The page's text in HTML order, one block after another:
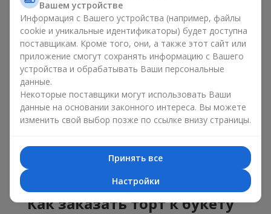
красота и вкус в одном
подарке
Торты с живыми цветами — это современное сочетание
флористики и гастрономической эстетики. Эксклюзивный
десерт в паре с
стильно и подчёркивает значимость события —дня
рождения ,рождения ребёнкаиликорпоратива.
В композиции букет цветов с тортом живые растения
завершает сладкий праздничный акцент. Такой десерт с
украшениями из любимых цветов отлично смотрится и на
праздничном столе, и на фотографиях.
Как заказать торт к букету
Вашем устройстве
Информация с Вашего устройства (например, файлы
cookie и уникальные идентификаторы) будет доступна
поставщикам. Кроме того, они, а также этот сайт или
приложение смогут сохранять информацию с Вашего
устройства и обрабатывать Ваши персональные
данные.
Некоторые поставщики могут использовать Ваши
данные на основании законного интереса. Вы можете
изменить свой выбор позже по ссылке внизу страницы.
Принять все
Настройки